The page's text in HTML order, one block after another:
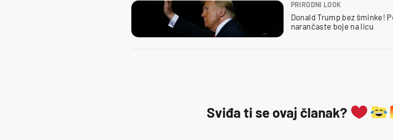
PRIRODNI LOOK
Donald Trump bez šminke!
narančaste boje na licu
Sviđa ti se ovaj članak?